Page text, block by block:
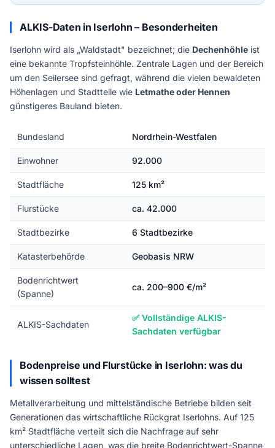
ALKIS-Daten in Iserlohn – Besonderheiten
Iserlohn wird als „Waldstadt" bezeichnet; die Dechenhöhle ist
eine bekannte Tropfsteinhöhle. Zentrale Lagen und der Bereich
um den Seilersee sind gefragt, während die vielen bewaldeten
Höhenlagen und Stadtteile wie Letmathe oder Hennen
günstigeres Bauland bieten.
Bundesland Nordrhein-Westfalen
Einwohner 92.000
Stadtfläche 125 km²
Flurstücke ca. 42.000
Stadtbezirke 6 Stadtbezirke
Katasterbehörde Geobasis NRW
Bodenrichtwert
(Spanne)
ca. 200–900 €/m²
ALKIS-Sachdaten
✅ Vollständige ALKIS-
Sachdaten verfügbar
Bodenpreise und Flurstücke in Iserlohn: was du
wissen solltest
Metallverarbeitung und mittelständische Betriebe bilden seit
Generationen das wirtschaftliche Rückgrat Iserlohns. Auf 125
km² Stadtfläche verteilt sich die Nachfrage auf sehr
unterschiedliche Lagen, was die breite Bodenrichtwert-Spanne